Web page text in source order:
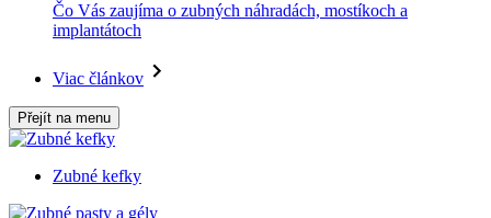
Čo Vás zaujíma o zubných náhradách, mostíkoch a
implantátoch
Viac článkov
Přejít na menu
Zubné kefky